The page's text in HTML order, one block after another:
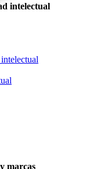
intelectual
marcas